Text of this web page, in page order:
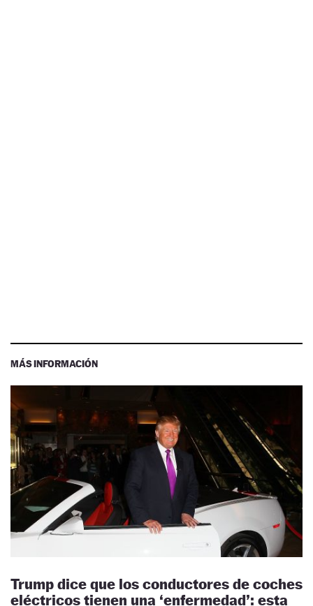
MÁS INFORMACIÓN
Trump dice que los conductores de coches
eléctricos tienen una ‘enfermedad’: esta